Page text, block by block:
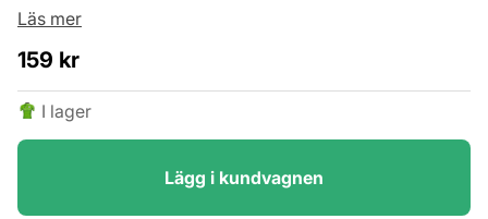
Läs mer
159 kr
I lager
Lägg i kundvagnen